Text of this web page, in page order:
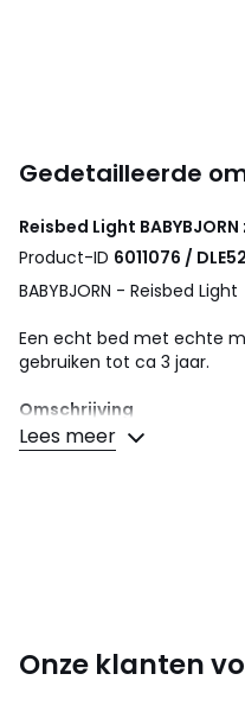
Gedetailleerde
Reisbed Light BABYBJORN
Product-ID 6011076 /
BABYBJORN - Reisbed Light
Een echt bed met echte
gebruiken tot ca 3 jaar.
Omschrijving
• Gemonteerd en
• Gemakkelijk transport in
• Slaapzone 60 x 105 x 4
Lees meer
Onze klanten